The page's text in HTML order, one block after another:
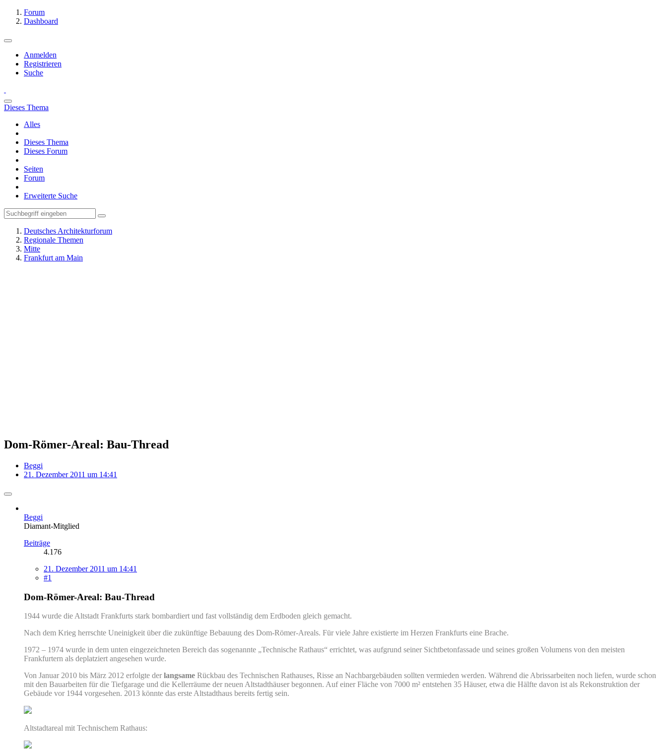
Forum
Dashboard
Anmelden
Registrieren
Suche
Dieses Thema
Alles
Dieses Thema
Dieses Forum
Seiten
Forum
Erweiterte Suche
Deutsches Architekturforum
Regionale Themen
Mitte
Frankfurt am Main
Dom-Römer-Areal: Bau-Thread
Beggi
21. Dezember 2011 um 14:41
Beggi
Diamant-Mitglied
Beiträge
4.176
21. Dezember 2011 um 14:41
#1
Dom-Römer-Areal: Bau-Thread
1944 wurde die Altstadt Frankfurts stark bombardiert und fast vollständig dem Erdboden gleich gemacht.
Nach dem Krieg herrschte Uneinigkeit über die zukünftige Bebauung des Dom-Römer-Areals. Für viele Jahre existierte im Herzen Frankfurts eine Brache.
1972 – 1974 wurde in dem unten eingezeichneten Bereich das sogenannte „Technische Rathaus“ errichtet, was aufgrund seiner Sichtbetonfassade und seines großen Volumens von den meisten
Frankfurtern als deplatziert angesehen wurde.
Von Januar 2010 bis März 2012 erfolgte der langsame Rückbau des Technischen Rathauses, Risse an Nachbargebäuden sollten vermieden werden. Während die Abrissarbeiten noch liefen, wurde schon
mit den Bauarbeiten für die Tiefgarage und die Kellerräume der neuen Altstadthäuser begonnen. Auf einer Fläche von 7000 m² entstehen 35 Häuser, etwa die Hälfte davon ist als Rekonstruktion der
Gebäude vor 1944 vorgesehen. 2013 könnte das erste Altstadthaus bereits fertig sein.
Altstadtareal mit Technischem Rathaus: